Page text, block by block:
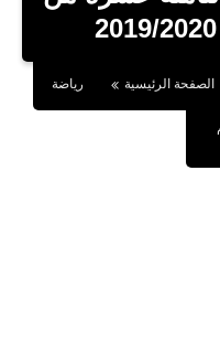
الصفحة الرئيسية رياضة